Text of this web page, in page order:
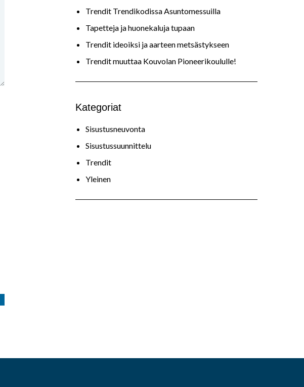
Trendit Trendikodissa Asuntomessuilla
Tapetteja ja huonekaluja tupaan
Trendit ideoiksi ja aarteen metsästykseen
Trendit muuttaa Kouvolan Pioneerikoululle!
Kategoriat
Sisustusneuvonta
Sisustussuunnittelu
Trendit
Yleinen